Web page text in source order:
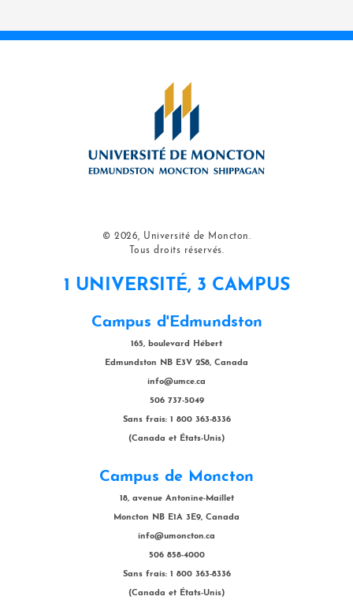
© 2026, Université de Moncton.
Tous droits réservés.
1 UNIVERSITÉ, 3 CAMPUS
Campus d'Edmundston
165, boulevard Hébert
Edmundston NB E3V 2S8, Canada
info@umce.ca
506 737-5049
Sans frais: 1 800 363-8336
(Canada et États-Unis)
Campus de Moncton
18, avenue Antonine-Maillet
Moncton NB E1A 3E9, Canada
info@umoncton.ca
506 858-4000
Sans frais: 1 800 363-8336
(Canada et États-Unis)